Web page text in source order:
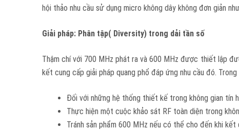
hội thảo nhu cầu sử dụng micro không dây không đơn giản
Giải pháp: Phân tập( Diversity) trong dải tần số
Thậm chí với 700 MHz phát ra và 600 MHz được thiết lập
kết cung cấp giải pháp quang phổ đáp ứng nhu cầu đó.
Đối với những hệ thống thiết kế trong không gian tín
Thực hiện một cuộc khảo sát RF toàn diện trong
Tránh sản phẩm 600 MHz nếu có thể cho đến khi